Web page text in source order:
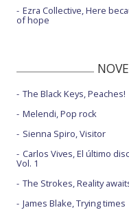
Ezra Collective, Here
of hope
The Black Keys, Peaches!
Melendi, Pop rock
Sienna Spiro, Visitor
Carlos Vives, El último
Vol. 1
The Strokes, Reality
James Blake, Trying times